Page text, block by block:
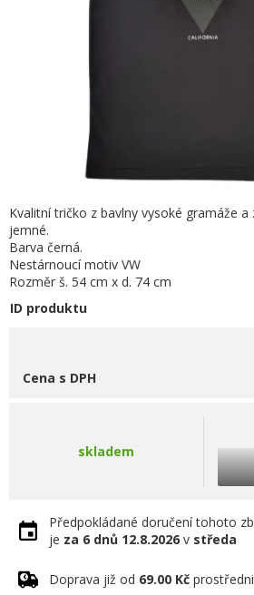
Kvalitní tričko z bavlny vysoké gramáže
jemné.
Barva černá.
Nestárnoucí motiv VW
Rozměr š. 54 cm x d. 74 cm
ID produktu
Cena s DPH
skladem
Předpokládané doručení tohoto
je za 6 dnů 12.8.2026 v středa
Doprava již od 69.00 Kč